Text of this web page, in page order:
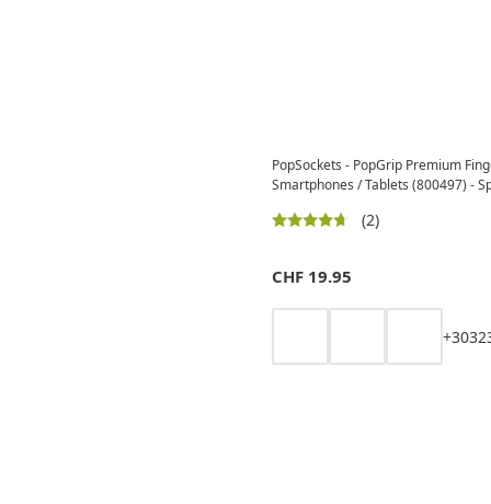
PopSockets - PopGrip Premium
Smartphones / Tablets (800497) -
(2)
CHF 19.95
+3032